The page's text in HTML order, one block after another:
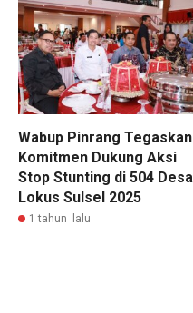
Wabup Pinrang Tegaskan
Komitmen Dukung Aksi
Stop Stunting di 504 Desa
Lokus Sulsel 2025
1 tahun lalu